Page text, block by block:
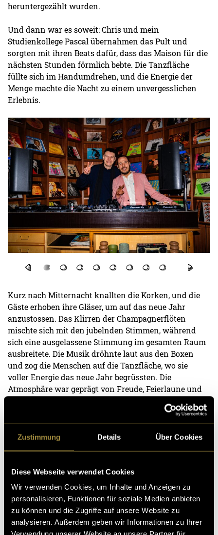
Zustimmung Details Über Cookies
Diese Webseite verwendet Cookies
Wir verwenden Cookies, um Inhalte und Anzeigen zu
personalisieren, Funktionen für soziale Medien anbieten
zu können und die Zugriffe auf unsere Website zu
analysieren. Außerdem geben wir Informationen zu Ihrer
heruntergezählt wurden.
Und dann war es soweit: Chris und mein
Studienkollege Pascal übernahmen das Pult und
sorgten mit ihren Beats dafür, dass das Maison für die
nächsten Stunden förmlich bebte. Die Tanzfläche
füllte sich im Handumdrehen, und die Energie der
Menge machte die Nacht zu einem unvergesslichen
Erlebnis.
Kurz nach Mitternacht knallten die Korken, und die
Gäste erhoben ihre Gläser, um auf das neue Jahr
anzustossen. Das Klirren der Champagnerflöten
mischte sich mit den jubelnden Stimmen, während
sich eine ausgelassene Stimmung im gesamten Raum
ausbreitete. Die Musik dröhnte laut aus den Boxen
und zog die Menschen auf die Tanzfläche, wo sie
voller Energie das neue Jahr begrüssten. Die
Atmosphäre war geprägt von Freude, Feierlaune und